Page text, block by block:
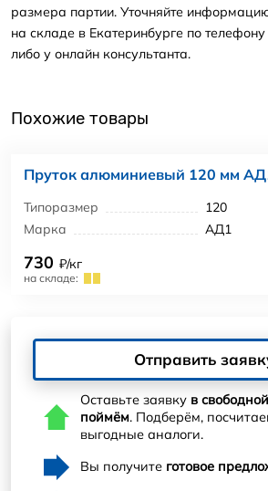
размера партии. Уточняйте
на складе в Екатеринбурге по
либо у онлайн консультанта.
Похожие товары
Пруток алюминиевый 120 мм
Типоразмер
120
Марка
АД1
730 ₽/кг
на складе:
Отправить
Оставьте заявку в
поймём. Подберём,
выгодные аналоги.
Вы получите готовое